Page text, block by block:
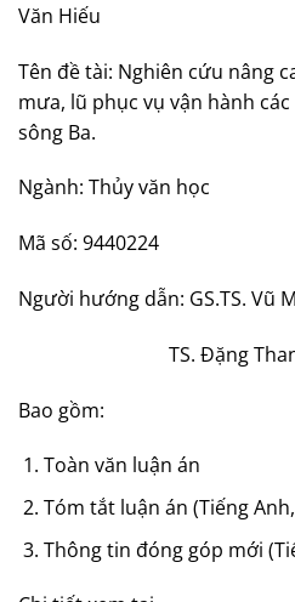
Văn Hiếu
Tên đề tài: Nghiên cứu nâng
mưa, lũ phục vụ vận hành
sông Ba.
Ngành: Thủy văn học
Mã số: 9440224
Người hướng dẫn: GS.TS. Vũ
TS. Đặng Thanh
Bao gồm:
Toàn văn luận án
Tóm tắt luận án (Tiếng
Thông tin đóng góp mới